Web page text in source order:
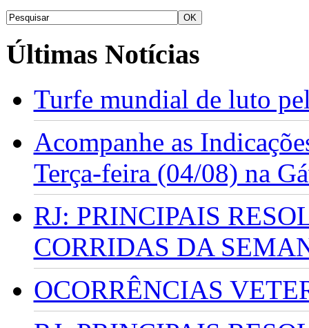
Últimas Notícias
Turfe mundial de luto
Acompanhe as
Terça-feira (04/08) na
RJ: PRINCIPAIS
CORRIDAS DA
OCORRÊNCIAS